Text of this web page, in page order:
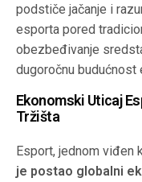
podstiče jačanje i
esporta pored
obezbeđivanje
dugoročnu budućnost
Ekonomski Uticaj
Tržišta
Esport, jednom viđen
je postao globalni